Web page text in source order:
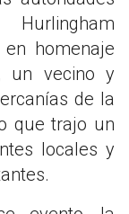
homenaje
un vecino y
de la
que trajo un
locales y